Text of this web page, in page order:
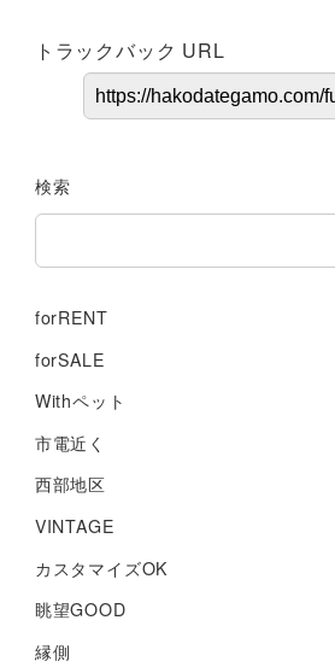
トラックバック URL
検索
forRENT
forSALE
Withペット
市電近く
西部地区
VINTAGE
カスタマイズOK
眺望GOOD
縁側